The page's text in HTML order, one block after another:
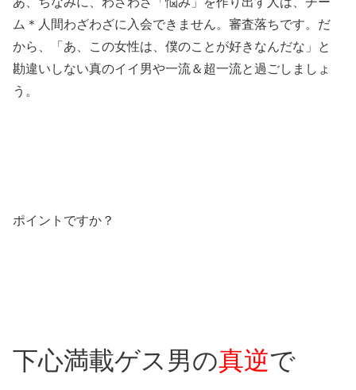
ム＊人間わざわざに入会できません。審査落ちです。だ
から、「あ、この女性は、僕のことが好きなんだな」と
勘違いしない真のイイ男や一流＆超一流と過ごしましょ
う。
ポイントですか？
下心満載ゲス男の真逆で